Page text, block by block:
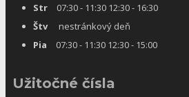
Str 07:30 - 11:30 12:30 - 16:30
Štvnestránkový deň
Pia 07:30 - 11:30 12:30 - 15:00
Užitočné čísla